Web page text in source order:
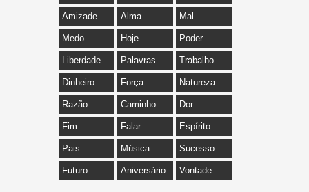
Amizade Alma Mal
Medo Hoje Poder
Liberdade Palavras Trabalho
Dinheiro Força Natureza
Razão Caminho Dor
Fim Falar Espírito
Pais Música Sucesso
Futuro Aniversário Vontade